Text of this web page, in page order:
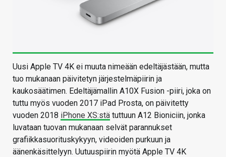
Uusi Apple TV 4K ei muuta nimeään edeltäjästään, mutta
tuo mukanaan päivitetyn järjestelmäpiirin ja
kaukosäätimen. Edeltäjämallin A10X Fusion -piiri, joka on
tuttu myös vuoden 2017 iPad Prosta, on päivitetty
vuoden 2018 iPhone XS:stä tuttuun A12 Bioniciin, jonka
luvataan tuovan mukanaan selvät parannukset
grafiikkasuorituskykyyn, videoiden purkuun ja
äänenkäsittelyyn. Uutuuspiirin myötä Apple TV 4K